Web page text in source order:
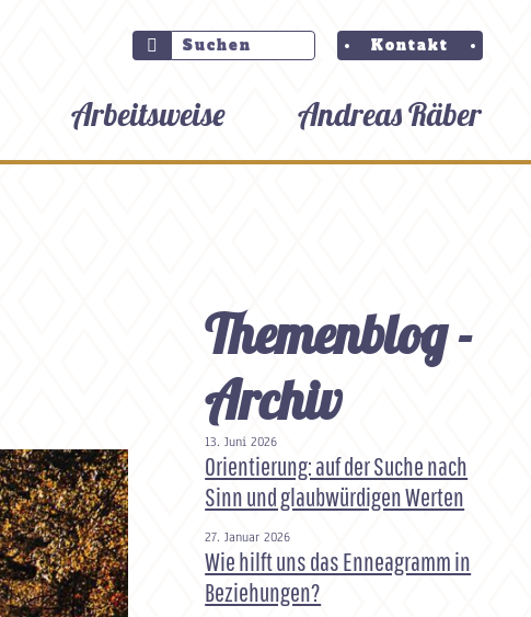
Kontakt
Arbeitsweise Andreas Räber
Themenblog -
Archiv
13. Juni 2026
Orientierung: auf der Suche nach
Sinn und glaubwürdigen Werten
27. Januar 2026
Wie hilft uns das Enneagramm in
Beziehungen?